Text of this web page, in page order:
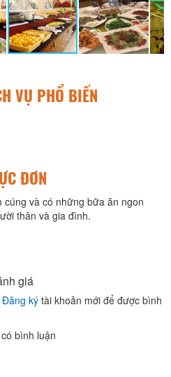
VỤ PHỔ BIẾN
ĐƠN
cúng và có những bữa ăn ngon
thân và gia đình.
giá
Đăng ký tài khoản mới để được bình
bình luận